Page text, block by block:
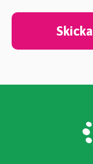
Skicka